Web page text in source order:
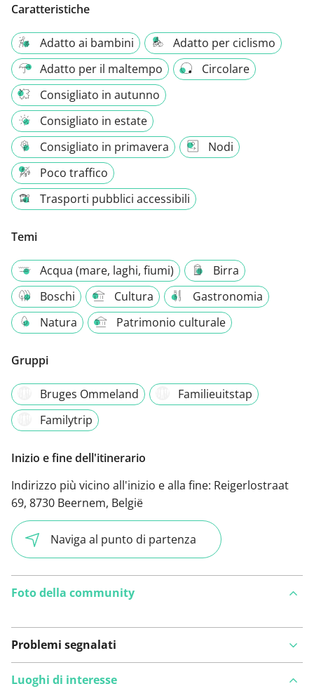
Caratteristiche
Adatto ai bambini
Adatto per ciclismo
Adatto per il maltempo
Circolare
Consigliato in autunno
Consigliato in estate
Consigliato in primavera
Nodi
Poco traffico
Trasporti pubblici accessibili
Temi
Acqua (mare, laghi, fiumi)
Birra
Boschi
Cultura
Gastronomia
Natura
Patrimonio culturale
Gruppi
Bruges Ommeland
Familieuitstap
Familytrip
Inizio e fine dell'itinerario
Indirizzo più vicino all'inizio e alla fine: Reigerlostraat
69, 8730 Beernem, België
Naviga al punto di partenza
Foto della community
Problemi segnalati
Luoghi di interesse